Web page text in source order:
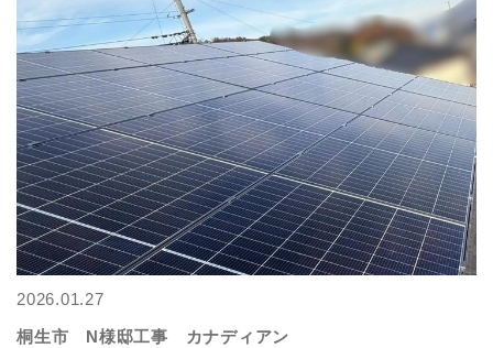
2026.01.27
桐生市 N様邸工事 カナディアン